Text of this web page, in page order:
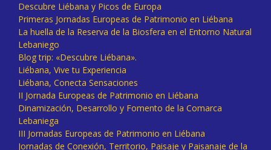
Descubre Liébana y Picos de Europa
Primeras Jornadas Europeas de Patrimonio en Liébana
La huella de la Reserva de la Biosfera en el Entorno Natural
Lebaniego
Blog trip: «Descubre Liébana».
Liébana, Vive tu Experiencia
Liébana, Conecta Sensaciones
II Jornada Europeas de Patrimonio en Liébana
Dinamización, Desarrollo y Fomento de la Comarca
Lebaniega
III Jornadas Europeas de Patrimonio en Liébana
Jornadas de Conexión, Territorio, Paisaje y Paisanaje de la